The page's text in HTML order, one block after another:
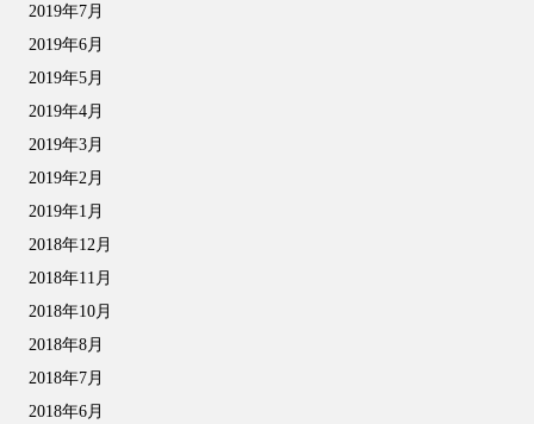
2019年7月
2019年6月
2019年5月
2019年4月
2019年3月
2019年2月
2019年1月
2018年12月
2018年11月
2018年10月
2018年8月
2018年7月
2018年6月